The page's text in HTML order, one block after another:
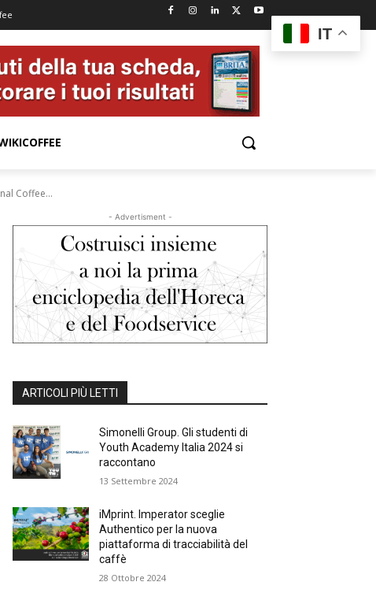
Coffee...
- Advertisment -
ARTICOLI PIÙ LETTI
Simonelli Group. Gli studenti di
Youth Academy Italia 2024 si
raccontano
13 Settembre 2024
iMprint. Imperator sceglie
Authentico per la nuova
piattaforma di tracciabilità del
caffè
28 Ottobre 2024
IT